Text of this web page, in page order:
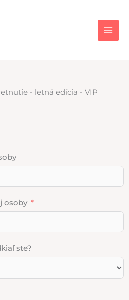
- letná edícia - VIP
osoby
ste?